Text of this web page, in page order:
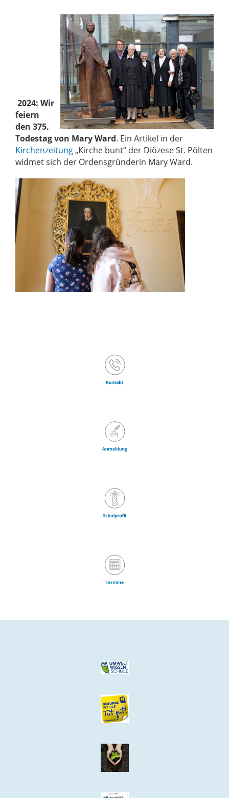
2024: Wir
feiern
den 375.
Todestag von Mary Ward. Ein Artikel in der
Kirchenzeitung„Kirche bunt“ der Diözese St. Pölten
widmet sich der Ordensgründerin Mary Ward.